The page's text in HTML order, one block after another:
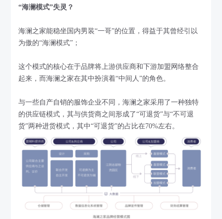
“海澜模式”失灵？
海澜之家能稳坐国内男装“一哥”的位置，得益于其曾经引以
为傲的“海澜模式”；
这个模式的核心在于品牌将上游供应商和下游加盟网络整合
起来，而海澜之家在其中扮演着“中间人”的角色。
与一些自产自销的服饰企业不同，海澜之家采用了一种独特
的供应链模式，其与供货商之间形成了“可退货”与“不可退
货”两种进货模式，其中“可退货”的占比在70%左右。